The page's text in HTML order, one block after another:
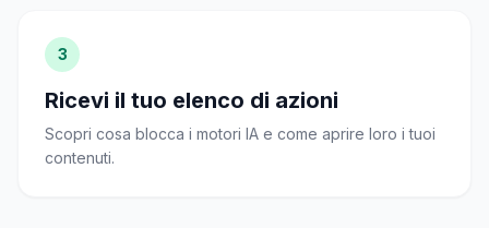
3
Ricevi il tuo elenco di azioni
Scopri cosa blocca i motori IA e come aprire loro i tuoi
contenuti.